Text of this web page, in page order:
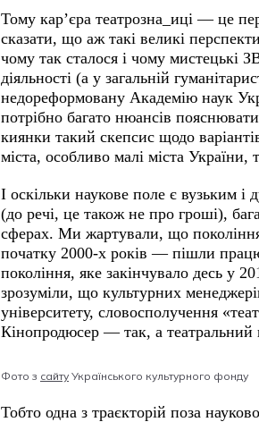
Тому кар’єра театрозна_иці — це
сказати, що аж такі великі
чому так сталося і чому мистецькі
діяльності (а у загальній
недореформовану Академію наук
потрібно багато нюансів
киянки такий скепсис щодо
міста, особливо малі міста України,
І оскільки наукове поле є вузьким і
(до речі, це також не про гроші),
сферах. Ми жартували, що
початку 2000-х років — пішли
покоління, яке закінчувало десь у
зрозуміли, що культурних
університету, словосполучення
Кінопродюсер — так, а
Фото з сайту Українського культурного фонду
Тобто одна з траєкторій поза